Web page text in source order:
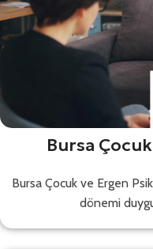
Bursa
Bursa Çocuk ve Ergen
dönemi